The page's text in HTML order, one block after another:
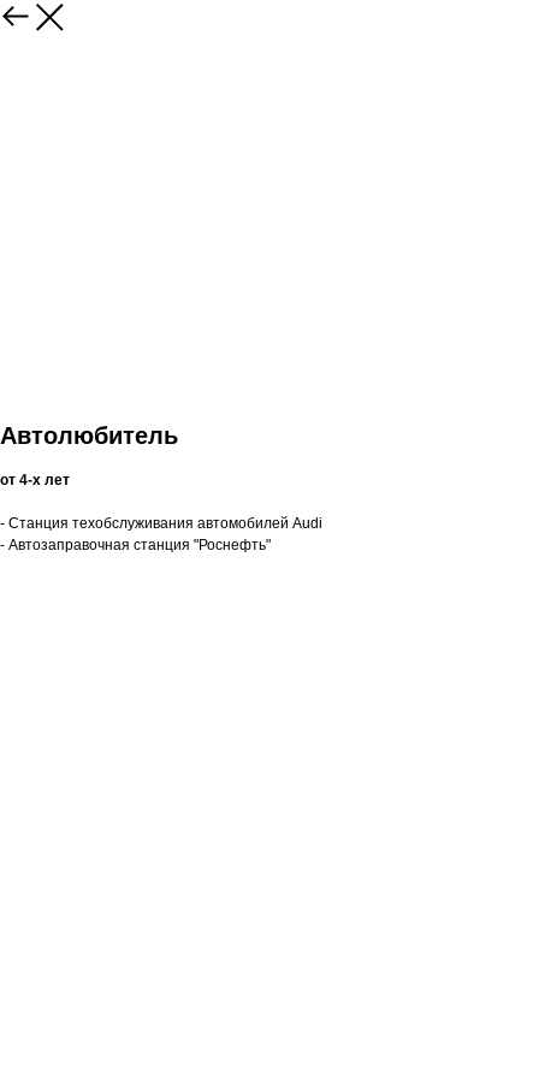
Автолюбитель
от 4-х лет
- Станция техобслуживания автомобилей Audi
- Автозаправочная станция "Роснефть"